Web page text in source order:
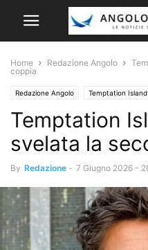
Home Redazione Angolo
coppia
Redazione Angolo Temptation Island
Temptation
svelata la
By Redazione - 7 Giugno 2026 -